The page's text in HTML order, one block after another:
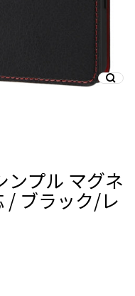
ンプル マグネ
/ ブラック/レ